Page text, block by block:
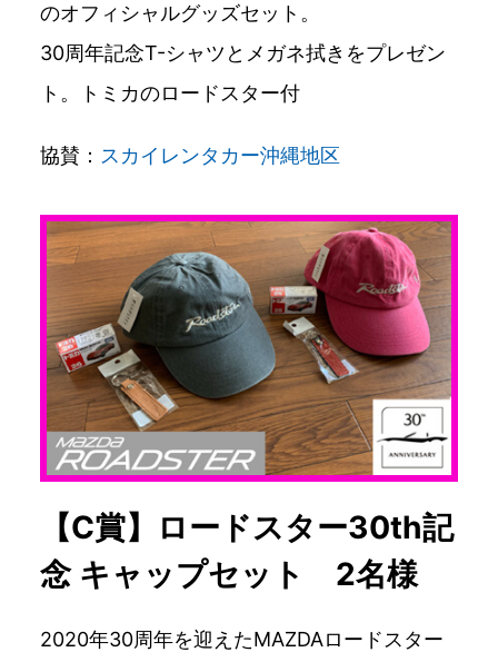
のオフィシャルグッズセット。
30周年記念T-シャツとメガネ拭きをプレゼン
ト。トミカのロードスター付
協賛： スカイレンタカー沖縄地区
【C賞】ロードスター30th記
念 キャップセット 2名様
2020年30周年を迎えたMAZDAロードスター